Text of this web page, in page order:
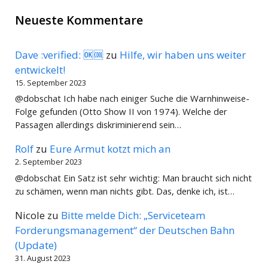
Neueste Kommentare
Dave :verified: 🆗🆒 zu Hilfe, wir haben uns weiter
entwickelt!
15. September 2023
@dobschat Ich habe nach einiger Suche die Warnhinweise-
Folge gefunden (Otto Show II von 1974). Welche der
Passagen allerdings diskriminierend sein…
Rolf zu Eure Armut kotzt mich an
2. September 2023
@dobschat Ein Satz ist sehr wichtig: Man braucht sich nicht
zu schämen, wenn man nichts gibt. Das, denke ich, ist…
Nicole zu Bitte melde Dich: „Serviceteam
Forderungsmanagement“ der Deutschen Bahn
(Update)
31. August 2023